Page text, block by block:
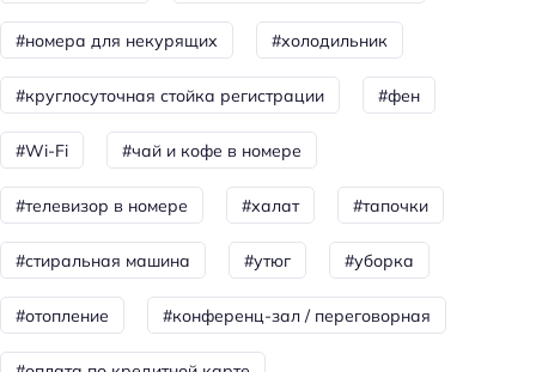
Детская площадка
Горнолыжный отдых
Место для хранения лыж/сноубордов
Бизнес-услуги
Переговорная
Общая информация
#номера для некурящих #холодильник
#круглосуточная стойка регистрации #фен
#Wi-Fi #чай и кофе в номере
#телевизор в номере #халат #тапочки
#стиральная машина #утюг #уборка
#отопление #конференц-зал / переговорная